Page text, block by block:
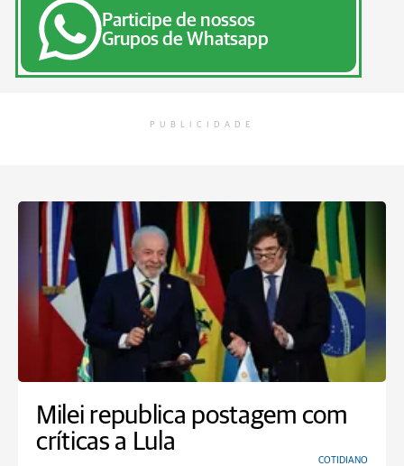
Participe de nossos
Grupos de Whatsapp
PUBLICIDADE
Milei republica postagem com
críticas a Lula
COTIDIANO